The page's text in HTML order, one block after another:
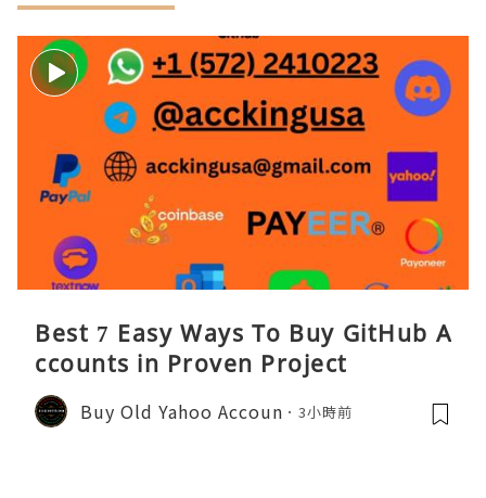
Best 7 Easy Ways To Buy GitHub A
ccounts in Proven Project
Buy Old Yahoo Accoun 3小時前